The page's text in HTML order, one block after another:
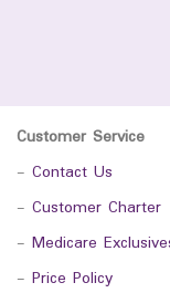
Customer Service
- Contact Us
- Customer Charter
- Medicare
- Price Policy